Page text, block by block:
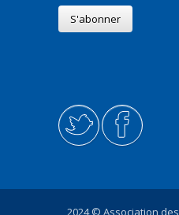
2024 © Association